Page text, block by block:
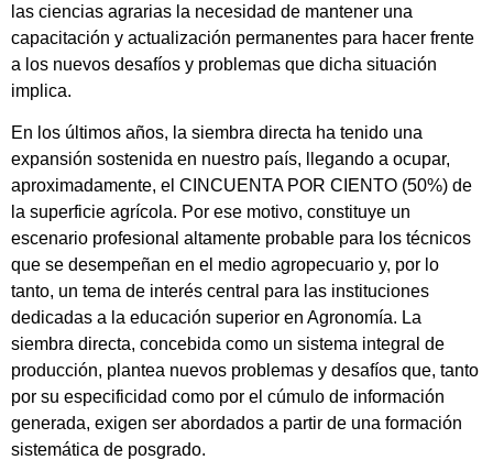
las ciencias agrarias la necesidad de mantener una
capacitación y actualización permanentes para hacer frente
a los nuevos desafíos y problemas que dicha situación
implica.
En los últimos años, la siembra directa ha tenido una
expansión sostenida en nuestro país, llegando a ocupar,
aproximadamente, el CINCUENTA POR CIENTO (50%) de
la superficie agrícola. Por ese motivo, constituye un
escenario profesional altamente probable para los técnicos
que se desempeñan en el medio agropecuario y, por lo
tanto, un tema de interés central para las instituciones
dedicadas a la educación superior en Agronomía. La
siembra directa, concebida como un sistema integral de
producción, plantea nuevos problemas y desafíos que, tanto
por su especificidad como por el cúmulo de información
generada, exigen ser abordados a partir de una formación
sistemática de posgrado.